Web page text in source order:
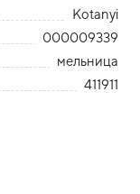
Kotanyi
000009339
мельница
411911